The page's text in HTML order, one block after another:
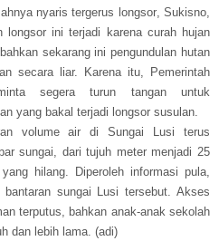
nyaris tergerus longsor, Sukisno,
longsor ini terjadi karena curah hujan
sekarang ini pengundulan hutan
secara liar. Karena itu, Pemerintah
segera turun tangan untuk
yang bakal terjadi longsor susulan.
volume air di Sungai Lusi terus
sungai, dari tujuh meter menjadi 25
hilang. Diperoleh informasi pula,
sungai Lusi tersebut. Akses
terputus, bahkan anak-anak sekolah
dan lebih lama. (adi)